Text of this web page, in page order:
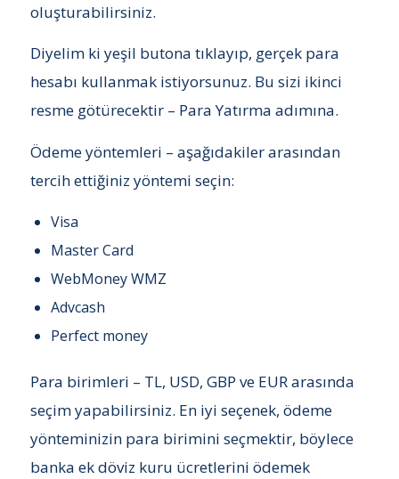
oluşturabilirsiniz.
Diyelim ki yeşil butona tıklayıp, gerçek para
hesabı kullanmak istiyorsunuz. Bu sizi ikinci
resme götürecektir – Para Yatırma adımına.
Ödeme yöntemleri – aşağıdakiler arasından
tercih ettiğiniz yöntemi seçin:
Visa
Master Card
WebMoney WMZ
Advcash
Perfect money
Para birimleri – TL, USD, GBP ve EUR arasında
seçim yapabilirsiniz. En iyi seçenek, ödeme
yönteminizin para birimini seçmektir, böylece
banka ek döviz kuru ücretlerini ödemek